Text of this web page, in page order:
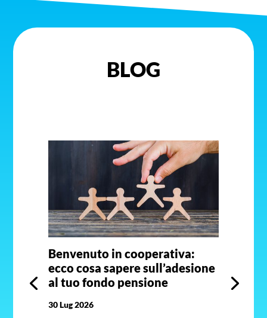
BLOG
Benvenuto in cooperativa:
ecco cosa sapere sull’adesione
al tuo fondo pensione
30 Lug 2026